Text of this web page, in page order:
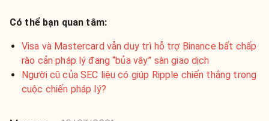
Có thể bạn quan tâm:
Visa và Mastercard vẫn duy trì hỗ trợ Binance bất chấp
rào cản pháp lý đang “bủa vây” sàn giao dịch
Người cũ của SEC liệu có giúp Ripple chiến thắng trong
cuộc chiến pháp lý?